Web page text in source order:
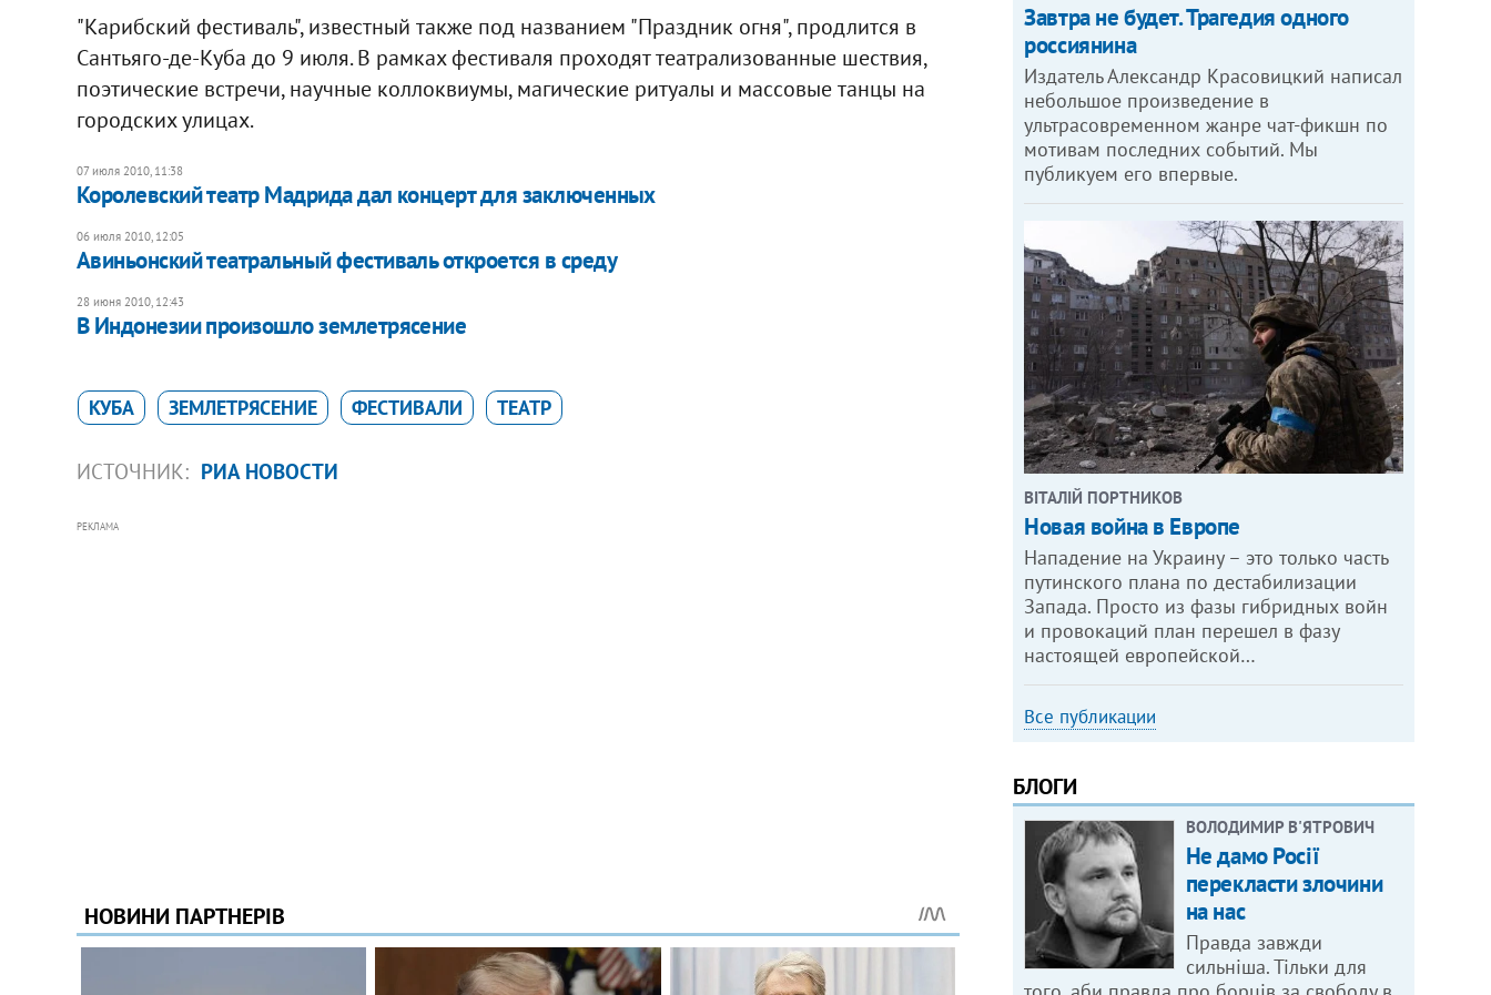
"Карибский фестиваль", известный также под названием "Праздник огня", продлится в
Сантьяго-де-Куба до 9 июля. В рамках фестиваля проходят театрализованные шествия,
поэтические встречи, научные коллоквиумы, магические ритуалы и массовые танцы на
городских улицах.
07 июля 2010, 11:38
Королевский театр Мадрида дал концерт для заключенных
06 июля 2010, 12:05
Авиньонский театральный фестиваль откроется в среду
28 июня 2010, 12:43
В Индонезии произошло землетрясение
КУБА ЗЕМЛЕТРЯСЕНИЕ ФЕСТИВАЛИ ТЕАТР
ИСТОЧНИК: РИА НОВОСТИ
РЕКЛАМА
Завтра не будет. Трагедия одного
россиянина
Издатель Александр Красовицкий написал
небольшое произведение в
ультрасовременном жанре чат-фикшн по
мотивам последних событий. Мы
публикуем его впервые.
ВІТАЛІЙ ПОРТНИКОВ
Новая война в Европе
Нападение на Украину – это только часть
путинского плана по дестабилизации
Запада. Просто из фазы гибридных войн
и провокаций план перешел в фазу
настоящей европейской…
Все публикации
БЛОГИ
ВОЛОДИМИР В'ЯТРОВИЧ
Не дамо Росії
перекласти злочини
на нас
Правда завжди
сильніша. Тільки для